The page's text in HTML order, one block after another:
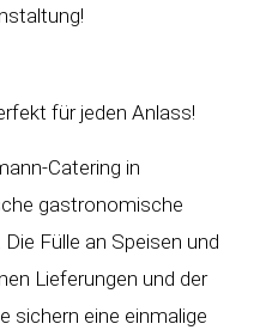
für jeden Anlass!
Catering in
gastronomische
Fülle an Speisen und
Lieferungen und der
sichern eine einmalige